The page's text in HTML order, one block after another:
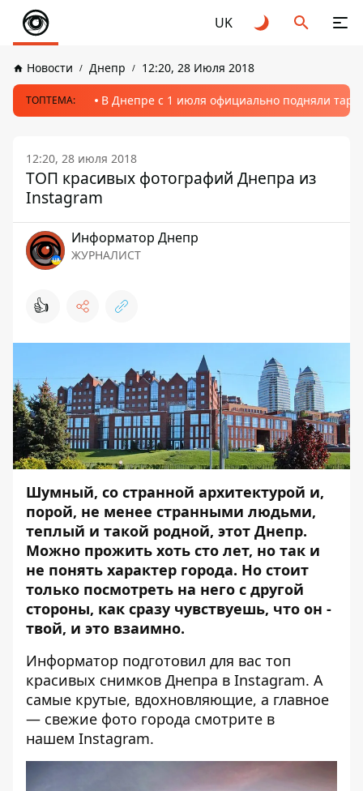
UK
Новости Днепр 12:20, 28 Июля 2018
ТОПТЕМА: В Днепре с 1 июля официально подняли
12:20, 28 июля 2018
ТОП красивых фотографий Днепра из
Instagram
Информатор Днепр
ЖУРНАЛИСТ
👍
Шумный, со странной архитектурой и,
порой, не менее странными людьми,
теплый и такой родной, этот Днепр.
Можно прожить хоть сто лет, но так и
не понять характер города. Но стоит
только посмотреть на него с другой
стороны, как сразу чувствуешь, что он -
твой, и это взаимно.
Информатор подготовил для вас топ
красивых снимков Днепра в Instagram. А
самые крутые, вдохновляющие, а главное
— свежие фото города смотрите в
нашем Instagram.